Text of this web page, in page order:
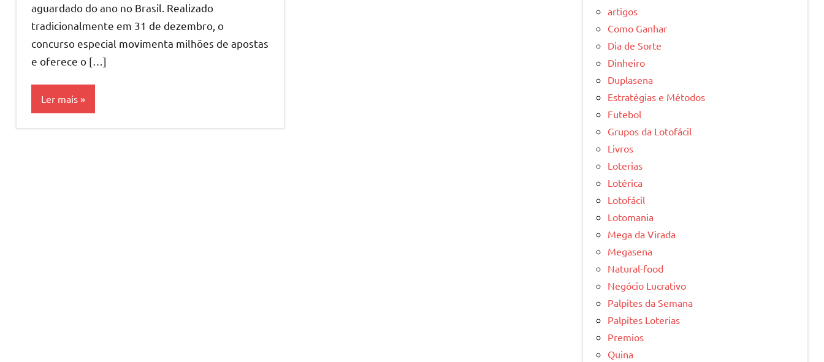
aguardado do ano no Brasil. Realizado
tradicionalmente em 31 de dezembro, o
concurso especial movimenta milhões de apostas
e oferece o […]
Ler mais
artigos
Como Ganhar
Dia de Sorte
Dinheiro
Duplasena
Estratégias e Métodos
Futebol
Grupos da Lotofácil
Livros
Loterias
Lotérica
Lotofácil
Lotomania
Mega da Virada
Megasena
Natural-food
Negócio Lucrativo
Palpites da Semana
Palpites Loterias
Premios
Quina